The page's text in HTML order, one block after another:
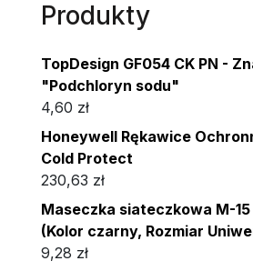
Produkty
TopDesign GF054 CK PN -
"Podchloryn sodu"
4,60 zł
Honeywell Rękawice
Cold Protect
230,63 zł
Maseczka siateczkowa M-15
(Kolor czarny, Rozmiar
9,28 zł